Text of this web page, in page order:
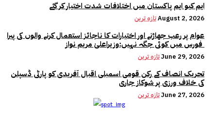
ایم کیو ایم پاکستان میں اختلافات شدت اختیار کر گئے
تازہ ترینAugust 2, 2026
عوام پر رعب جھاڑنے اور اختیارات کا ناجائز استعمال کرنے والوں کی پیرا
تازہ ترینJune 29, 2026
تحریک انصاف کے رکن قومی اسمبلی اقبال آفریدی کو پارٹی ڈسپلن
کی خلاف ورزی پر شوکاز جاری
تازہ ترینJune 27, 2026